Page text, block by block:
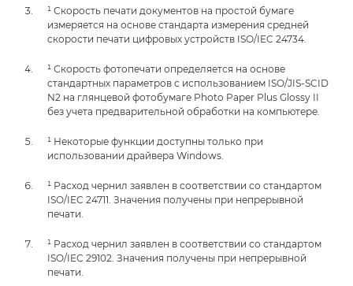
¹ Скорость печати документов на простой бумаге
измеряется на основе стандарта измерения средней
скорости печати цифровых устройств ISO/IEC 24734.
¹ Скорость фотопечати определяется на основе
стандартных параметров с использованием ISO/JIS-SCID
N2 на глянцевой фотобумаге Photo Paper Plus Glossy II
без учета предварительной обработки на компьютере.
¹ Некоторые функции доступны только при
использовании драйвера Windows.
¹ Расход чернил заявлен в соответствии со стандартом
ISO/IEC 24711. Значения получены при непрерывной
печати.
¹ Расход чернил заявлен в соответствии со стандартом
ISO/IEC 29102. Значения получены при непрерывной
печати.